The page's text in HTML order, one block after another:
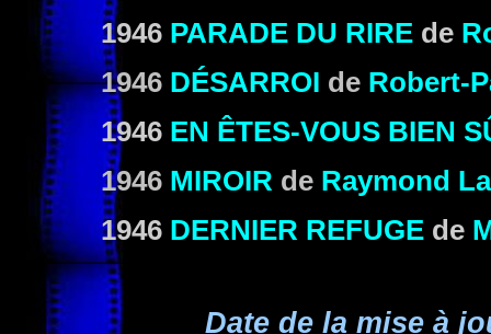
1946 PARADE DU RIRE de
1946 DÉSARROI de Robert-
1946 EN ÊTES-VOUS BIEN
1946 MIROIR de Raymond
1946 DERNIER REFUGE de
Date de la mise à